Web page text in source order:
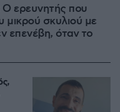
Ο ερευνητής που
σκυλιού με
επενέβη, όταν το